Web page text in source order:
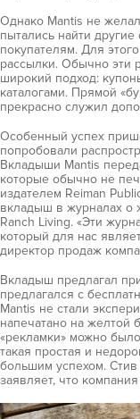
Однако Mantis не
пытались найти
покупателям. Для
рассылки. Обычно эти
широкий подход:
каталогами. Прямой
прекрасно служил
Особенный успех
попробовали
Вкладыши Mantis
которые обычно не
издателем Reiman
вкладыш в журналах о
Ranch Living. «Эти
который для нас
директор продаж
Вкладыш предлагал
предлагался с
Mantis не стали
напечатано на желтой
«рекламки» можно
такая простая и
большим успехом.
заявляет, что